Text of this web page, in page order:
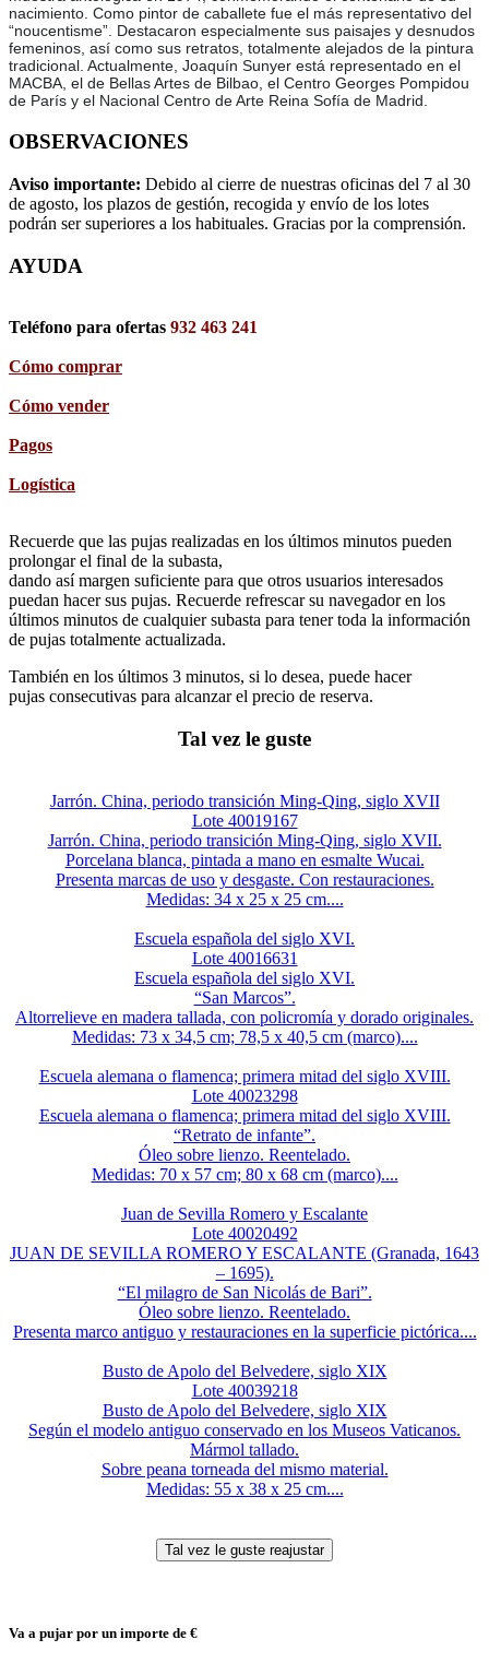
nacimiento. Como pintor de caballete fue el más representativo del
“noucentisme”. Destacaron especialmente sus paisajes y desnudos
femeninos, así como sus retratos, totalmente alejados de la pintura
tradicional. Actualmente, Joaquín Sunyer está representado en el
MACBA, el de Bellas Artes de Bilbao, el Centro Georges Pompidou
de París y el Nacional Centro de Arte Reina Sofía de Madrid.
OBSERVACIONES
Aviso importante: Debido al cierre de nuestras oficinas del 7 al 30
de agosto, los plazos de gestión, recogida y envío de los lotes
podrán ser superiores a los habituales. Gracias por la comprensión.
AYUDA
Teléfono para ofertas 932 463 241
Cómo comprar
Cómo vender
Pagos
Logística
Recuerde que las pujas realizadas en los últimos minutos pueden
prolongar el final de la subasta,
dando así margen suficiente para que otros usuarios interesados
puedan hacer sus pujas. Recuerde refrescar su navegador en los
últimos minutos de cualquier subasta para tener toda la información
de pujas totalmente actualizada.
También en los últimos 3 minutos, si lo desea, puede hacer
pujas consecutivas para alcanzar el precio de reserva.
Tal vez le guste
Jarrón. China, periodo transición Ming-Qing, siglo XVII
Lote 40019167
Jarrón. China, periodo transición Ming-Qing, siglo XVII.
Porcelana blanca, pintada a mano en esmalte Wucai.
Presenta marcas de uso y desgaste. Con restauraciones.
Medidas: 34 x 25 x 25 cm....
Escuela española del siglo XVI.
Lote 40016631
Escuela española del siglo XVI.
“San Marcos”.
Altorrelieve en madera tallada, con policromía y dorado originales.
Medidas: 73 x 34,5 cm; 78,5 x 40,5 cm (marco)....
Escuela alemana o flamenca; primera mitad del siglo XVIII.
Lote 40023298
Escuela alemana o flamenca; primera mitad del siglo XVIII.
“Retrato de infante”.
Óleo sobre lienzo. Reentelado.
Medidas: 70 x 57 cm; 80 x 68 cm (marco)....
Juan de Sevilla Romero y Escalante
Lote 40020492
JUAN DE SEVILLA ROMERO Y ESCALANTE (Granada, 1643
– 1695).
“El milagro de San Nicolás de Bari”.
Óleo sobre lienzo. Reentelado.
Presenta marco antiguo y restauraciones en la superficie pictórica....
Busto de Apolo del Belvedere, siglo XIX
Lote 40039218
Busto de Apolo del Belvedere, siglo XIX
Según el modelo antiguo conservado en los Museos Vaticanos.
Mármol tallado.
Sobre peana torneada del mismo material.
Medidas: 55 x 38 x 25 cm....
Va a pujar por un importe de €